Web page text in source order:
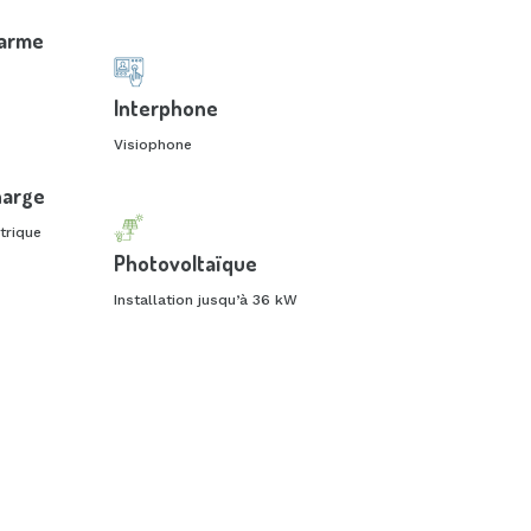
Interphone
Visiophone
Photovoltaïque
Installation jusqu’à 36 kW